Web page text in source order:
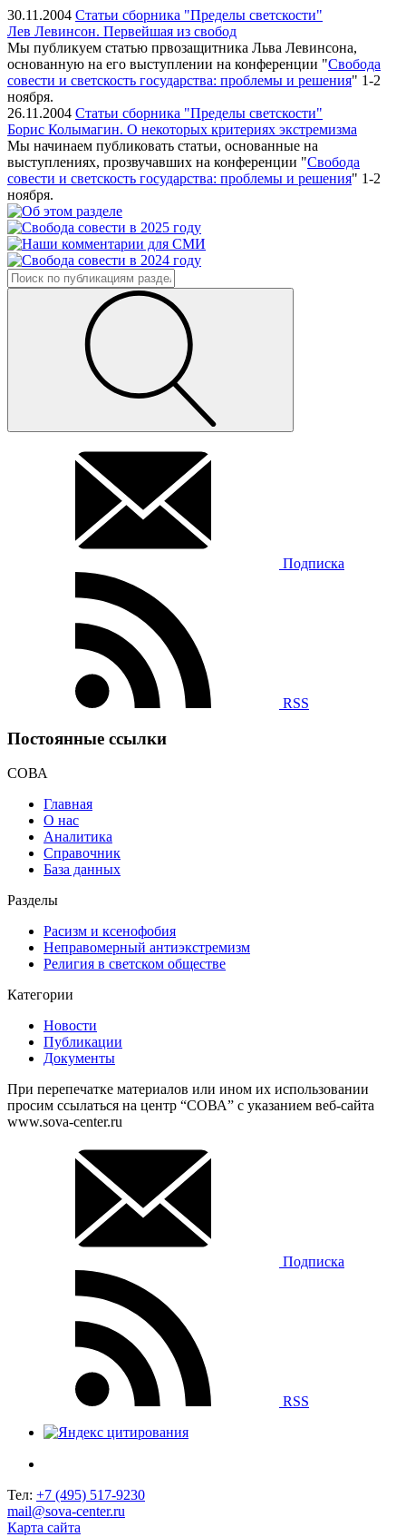
30.11.2004 Статьи сборника "Пределы светскости"
Лев Левинсон. Первейшая из свобод
Мы публикуем статью првозащитника Льва Левинсона,
основанную на его выступлении на конференции "Свобода
совести и светскость государства: проблемы и решения" 1-2
ноября.
26.11.2004 Статьи сборника "Пределы светскости"
Борис Колымагин. О некоторых критериях экстремизма
Мы начинаем публиковать статьи, основанные на
выступлениях, прозвучавших на конференции "Свобода
совести и светскость государства: проблемы и решения" 1-2
ноября.
Подписка
RSS
Постоянные ссылки
СОВА
Главная
О нас
Аналитика
Справочник
База данных
Разделы
Расизм и ксенофобия
Неправомерный антиэкстремизм
Религия в светском обществе
Категории
Новости
Публикации
Документы
При перепечатке материалов или ином их использовании
просим ссылаться на центр “СОВА” с указанием веб-сайта
www.sova-center.ru
Подписка
RSS
Тел: +7 (495) 517-9230
mail@sova-center.ru
Карта сайта